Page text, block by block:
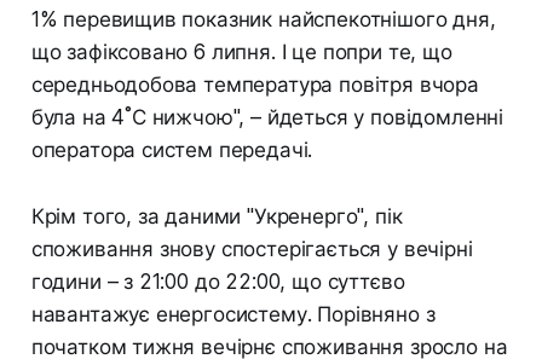
1% перевищив показник найспекотнішого дня,
що зафіксовано 6 липня. І це попри те, що
середньодобова температура повітря вчора
була на 4˚С нижчою", – йдеться у повідомленні
оператора систем передачі.
Крім того, за даними "Укренерго", пік
споживання знову спостерігається у вечірні
години – з 21:00 до 22:00, що суттєво
навантажує енергосистему. Порівняно з
початком тижня вечірнє споживання зросло на